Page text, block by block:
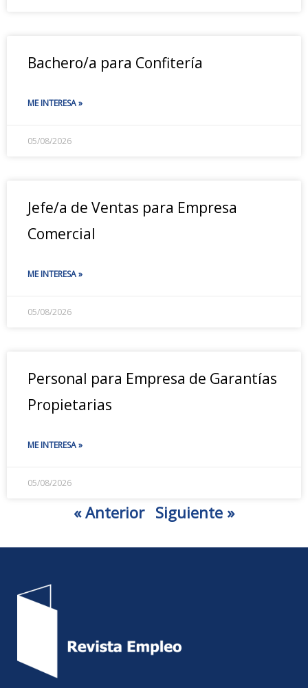
Bachero/a para Confitería
ME INTERESA »
05/08/2026
Jefe/a de Ventas para Empresa
Comercial
ME INTERESA »
05/08/2026
Personal para Empresa de Garantías
Propietarias
ME INTERESA »
05/08/2026
« Anterior Siguiente »